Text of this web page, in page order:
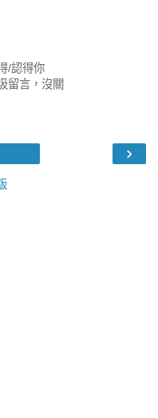
/認得你
留言，沒關
›